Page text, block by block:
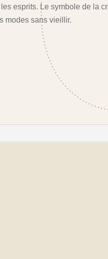
esprits. Le symbole de la
modes sans vieillir.